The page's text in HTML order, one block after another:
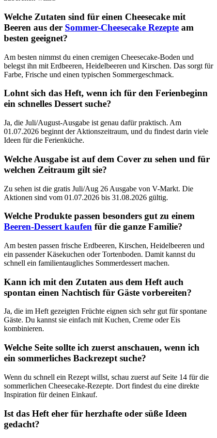
Welche Zutaten sind für einen Cheesecake mit
Beeren aus der Sommer-Cheesecake Rezepte am
besten geeignet?
Am besten nimmst du einen cremigen Cheesecake-Boden und
belegst ihn mit Erdbeeren, Heidelbeeren und Kirschen. Das sorgt für
Farbe, Frische und einen typischen Sommergeschmack.
Lohnt sich das Heft, wenn ich für den Ferienbeginn
ein schnelles Dessert suche?
Ja, die Juli/August-Ausgabe ist genau dafür praktisch. Am
01.07.2026 beginnt der Aktionszeitraum, und du findest darin viele
Ideen für die Ferienküche.
Welche Ausgabe ist auf dem Cover zu sehen und für
welchen Zeitraum gilt sie?
Zu sehen ist die gratis Juli/Aug 26 Ausgabe von V-Markt. Die
Aktionen sind vom 01.07.2026 bis 31.08.2026 gültig.
Welche Produkte passen besonders gut zu einem
Beeren-Dessert kaufen für die ganze Familie?
Am besten passen frische Erdbeeren, Kirschen, Heidelbeeren und
ein passender Käsekuchen oder Tortenboden. Damit kannst du
schnell ein familientaugliches Sommerdessert machen.
Kann ich mit den Zutaten aus dem Heft auch
spontan einen Nachtisch für Gäste vorbereiten?
Ja, die im Heft gezeigten Früchte eignen sich sehr gut für spontane
Gäste. Du kannst sie einfach mit Kuchen, Creme oder Eis
kombinieren.
Welche Seite sollte ich zuerst anschauen, wenn ich
ein sommerliches Backrezept suche?
Wenn du schnell ein Rezept willst, schau zuerst auf Seite 14 für die
sommerlichen Cheesecake-Rezepte. Dort findest du eine direkte
Inspiration für deinen Einkauf.
Ist das Heft eher für herzhafte oder süße Ideen
gedacht?